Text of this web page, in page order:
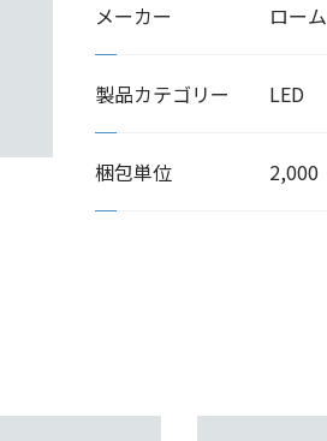
メーカー ローム
製品カテゴリー LED
梱包単位 2,000